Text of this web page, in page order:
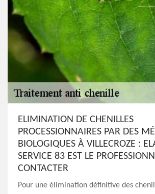
ELIMINATION DE CHENILLES
PROCESSIONNAIRES PAR DES
BIOLOGIQUES À VILLECROZE :
SERVICE 83 EST LE
CONTACTER
Pour une élimination définitive des